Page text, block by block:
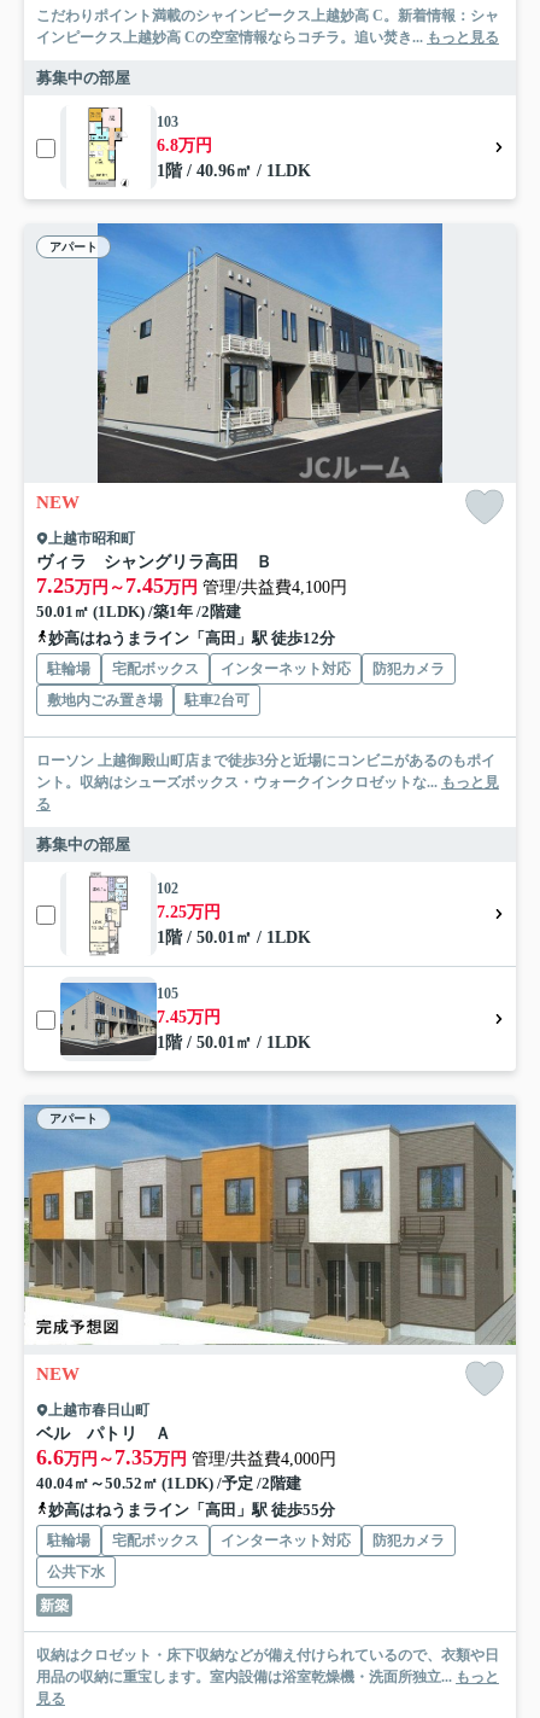
こだわりポイント満載のシャインピークス上越妙高 C。新着情報：シャ
インピークス上越妙高 Cの空室情報ならコチラ。追い焚き... もっと見る
募集中の部屋
103
6.8万円
1階 / 40.96㎡ / 1LDK
アパート
NEW
上越市昭和町
ヴィラ シャングリラ高田 Ｂ
7.25万円～ 7.45万円 管理/共益費4,100円
50.01㎡ (1LDK) /築1年 /2階建
妙高はねうまライン「高田」駅 徒歩12分
駐輪場 宅配ボックス インターネット対応
防犯カメラ
敷地内ごみ置き場
駐車2台可
ローソン 上越御殿山町店まで徒歩3分と近場にコンビニがあるのもポイ
ント。収納はシューズボックス・ウォークインクロゼットな... もっと見
る
募集中の部屋
102
7.25万円
1階 / 50.01㎡ / 1LDK
105
7.45万円
1階 / 50.01㎡ / 1LDK
アパート
NEW
上越市春日山町
ベル パトリ Ａ
6.6万円～ 7.35万円 管理/共益費4,000円
40.04㎡～50.52㎡ (1LDK) /予定 /2階建
妙高はねうまライン「高田」駅 徒歩55分
駐輪場 宅配ボックス インターネット対応
防犯カメラ
公共下水
新築
収納はクロゼット・床下収納などが備え付けられているので、衣類や日
用品の収納に重宝します。室内設備は浴室乾燥機・洗面所独立... もっと
見る